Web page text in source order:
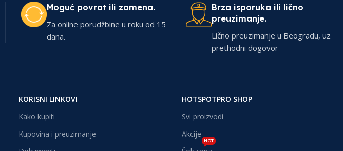
Moguć povrat ili zamena.
Za online porudžbine u roku od 15
dana.
Brza isporuka ili lično
preuzimanje.
Lično preuzimanje u Beogradu, uz
prethodni dogovor
KORISNI LINKOVI
Kako kupiti
Kupovina i preuzimanje
HOTSPOTPRO SHOP
Svi proizvodi
Akcije
HOT